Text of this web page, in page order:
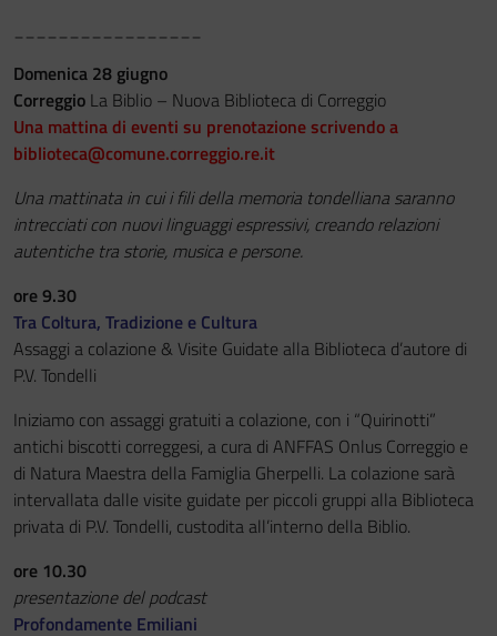
Domenica 28 giugno
Correggio La Biblio – Nuova Biblioteca di Correggio
Una mattina di eventi su prenotazione scrivendo a
biblioteca@comune.correggio.re.it
Una mattinata in cui i fili della memoria tondelliana saranno
intrecciati con nuovi linguaggi espressivi, creando relazioni
autentiche tra storie, musica e persone.
ore 9.30
Tra Coltura, Tradizione e Cultura
Assaggi a colazione & Visite Guidate alla Biblioteca d’autore di
P.V. Tondelli
Iniziamo con assaggi gratuiti a colazione, con i “Quirinotti”
antichi biscotti correggesi, a cura di ANFFAS Onlus Correggio e
di Natura Maestra della Famiglia Gherpelli. La colazione sarà
intervallata dalle visite guidate per piccoli gruppi alla Biblioteca
privata di P.V. Tondelli, custodita all’interno della Biblio.
ore 10.30
presentazione del podcast
Profondamente Emiliani